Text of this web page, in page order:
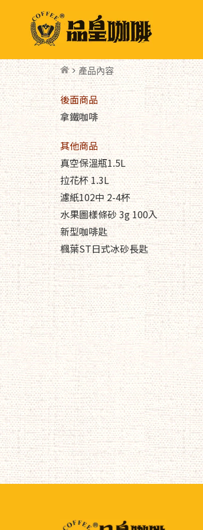
> 產品內容
後面商品
拿鐵咖啡
其他商品
真空保溫瓶1.5L
拉花杯 1.3L
濾紙102中 2-4杯
水果圖樣條砂 3g 100入
新型咖啡匙
楓葉ST日式冰砂長匙